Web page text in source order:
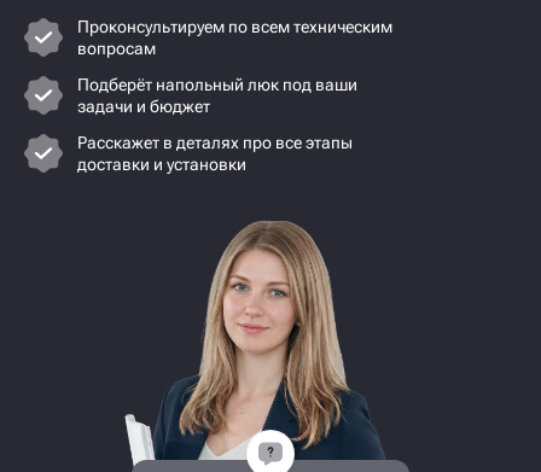
Проконсультируем по всем техническим
вопросам
Подберёт напольный люк под ваши
задачи и бюджет
Расскажет в деталях про все этапы
доставки и установки